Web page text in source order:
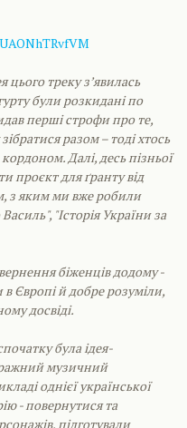
цього треку зʼявилась
були розкидані по
перші строфи про те,
разом – тоді хтось
Далі, десь пізньої
проєкт для ґранту від
з яким ми вже робили
"Історія України за
біженців додому -
Європі й добре розуміли,
досвіді.
була ідея-
музичний
однієї української
- повернутися та
підготували